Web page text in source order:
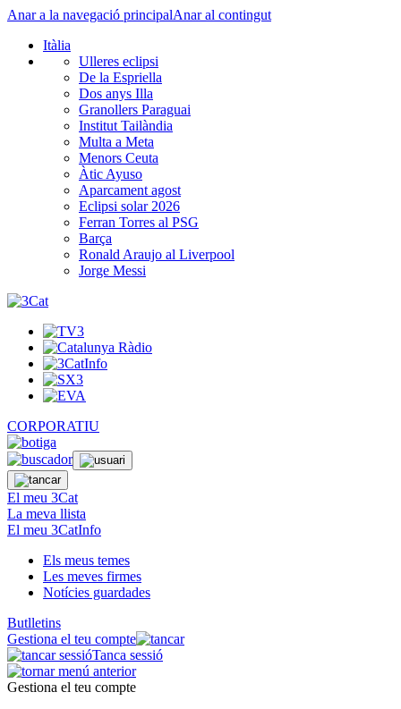
Anar a la navegació principalAnar al contingut
Itàlia
Ulleres eclipsi
De la Espriella
Dos anys Illa
Granollers Paraguai
Institut Tailàndia
Multa a Meta
Menors Ceuta
Àtic Ayuso
Aparcament agost
Eclipsi solar 2026
Ferran Torres al PSG
Barça
Ronald Araujo al Liverpool
Jorge Messi
CORPORATIU
El meu 3Cat
La meva llista
El meu 3CatInfo
Els meus temes
Les meves firmes
Notícies guardades
Butlletins
Gestiona el teu compte
Tanca sessió
Gestiona el teu compte